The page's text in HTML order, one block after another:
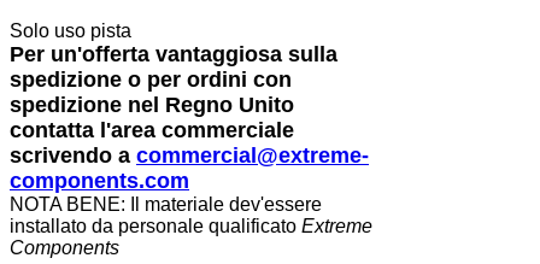
Solo uso pista
Per un'offerta vantaggiosa sulla
spedizione o per ordini con
spedizione nel Regno Unito
contatta l'area commerciale
scrivendo a commercial@extreme-
components.com
NOTA BENE: Il materiale dev'essere
installato da personale qualificato Extreme
Components